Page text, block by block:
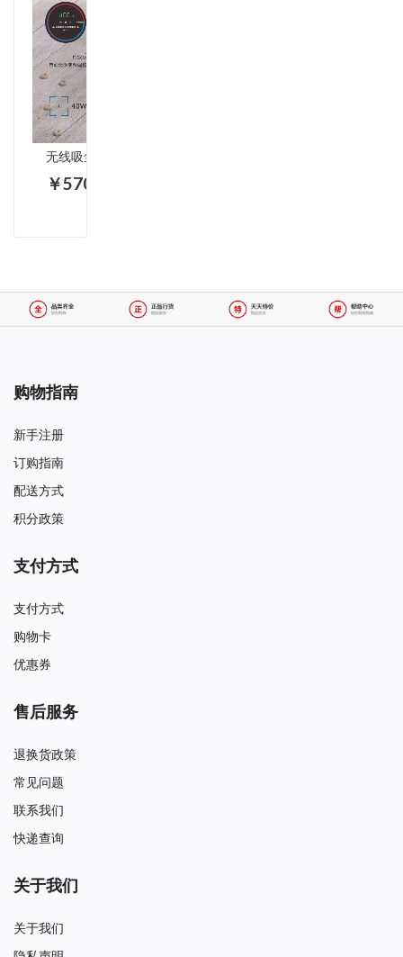
￥5706.00
购物指南
新手注册
订购指南
配送方式
积分政策
支付方式
支付方式
购物卡
优惠券
售后服务
退换货政策
常见问题
联系我们
快递查询
关于我们
关于我们